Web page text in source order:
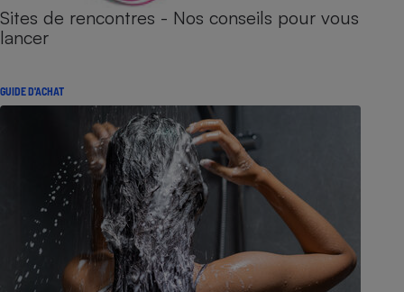
Sites de rencontres - Nos conseils pour vous
lancer
GUIDE D'ACHAT